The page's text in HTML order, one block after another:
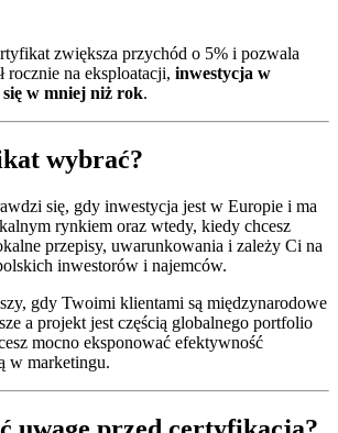
zwiększa przychód o 5% i pozwala
rocznie na eksploatacji, inwestycja w
w mniej niż rok.
wybrać?
się, gdy inwestycja jest w Europie i ma
rynkiem oraz wtedy, kiedy chcesz
przepisy, uwarunkowania i zależy Ci na
inwestorów i najemców.
gdy Twoimi klientami są międzynarodowe
a projekt jest częścią globalnego portfolio
mocno eksponować efektywność
w marketingu.